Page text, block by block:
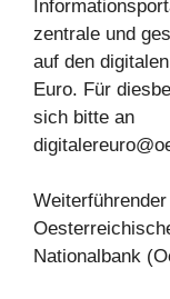
zentrale und
auf den digitalen
Euro. Für
sich bitte an
Nationalbank